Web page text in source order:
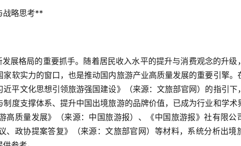
战略思考**
展格局的重要抓手。随着居民收入水平的提升与消费观念的升级
软实力的窗口，也是推动国内旅游产业高质量发展的重要引擎。
平文化思想引领旅游强国建设》（来源：文旅部官网）的指引下
度支撑体系、提升中国出境旅游的品牌价值，已成为行业和学术
高质量发展》（来源：中国旅游报）、《中国旅游报》社有限公
、政协提案答复》（来源：文旅部官网）等材料，系统分析出境